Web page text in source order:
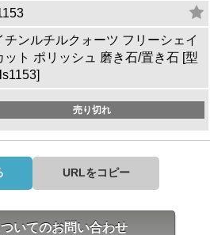
チンルチルクォーツ フリーシェイ
ット ポリッシュ 磨き石/置き石 [型
売り切れ
URLをコピー
いてのお問い合わせ